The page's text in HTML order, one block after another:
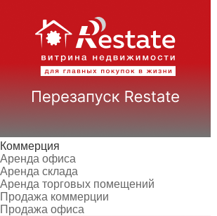
Коммерция
Аренда офиса
Аренда склада
Аренда торговых помещений
Продажа коммерции
Продажа офиса